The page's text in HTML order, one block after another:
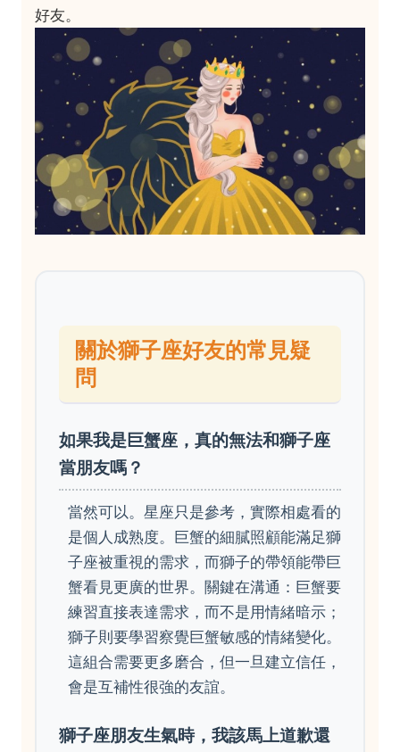
好友。
關於獅子座好友的常見疑
問
如果我是巨蟹座，真的無法和獅子座
當朋友嗎？
當然可以。星座只是參考，實際相處看的
是個人成熟度。巨蟹的細膩照顧能滿足獅
子座被重視的需求，而獅子的帶領能帶巨
蟹看見更廣的世界。關鍵在溝通：巨蟹要
練習直接表達需求，而不是用情緒暗示；
獅子則要學習察覺巨蟹敏感的情緒變化。
這組合需要更多磨合，但一旦建立信任，
會是互補性很強的友誼。
獅子座朋友生氣時，我該馬上道歉還